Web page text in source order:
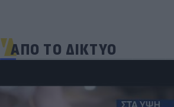
ΑΠΟ ΤΟ ΔΙΚΤΥΟ